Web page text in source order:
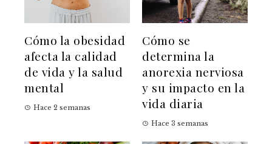
Cómo la obesidad
afecta la calidad
de vida y la salud
mental
Hace 2 semanas
Cómo se
determina la
anorexia nerviosa
y su impacto en la
vida diaria
Hace 3 semanas